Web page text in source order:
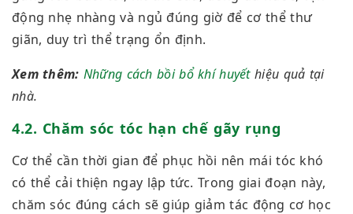
động nhẹ nhàng và ngủ đúng giờ để cơ thể thư
giãn, duy trì thể trạng ổn định.
Xem thêm: Những cách bồi bổ khí huyếthiệu quả tại
nhà.
4.2. Chăm sóc tóc hạn chế gãy rụng
Cơ thể cần thời gian để phục hồi nên mái tóc khó
có thể cải thiện ngay lập tức. Trong giai đoạn này,
chăm sóc đúng cách sẽ giúp giảm tác động cơ học